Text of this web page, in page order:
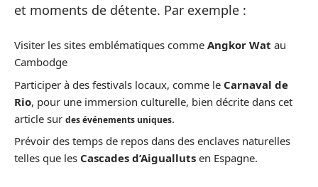
et moments de détente. Par exemple :
Visiter les sites emblématiques comme Angkor Wat au
Cambodge
Participer à des festivals locaux, comme le Carnaval de
Rio, pour une immersion culturelle, bien décrite dans cet
article sur des événements uniques.
Prévoir des temps de repos dans des enclaves naturelles
telles que les Cascades d’Aigualluts en Espagne.